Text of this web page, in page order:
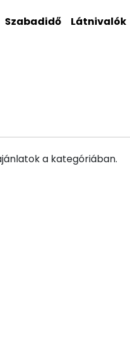
Szabadidő Látnivalók
a kategóriában.